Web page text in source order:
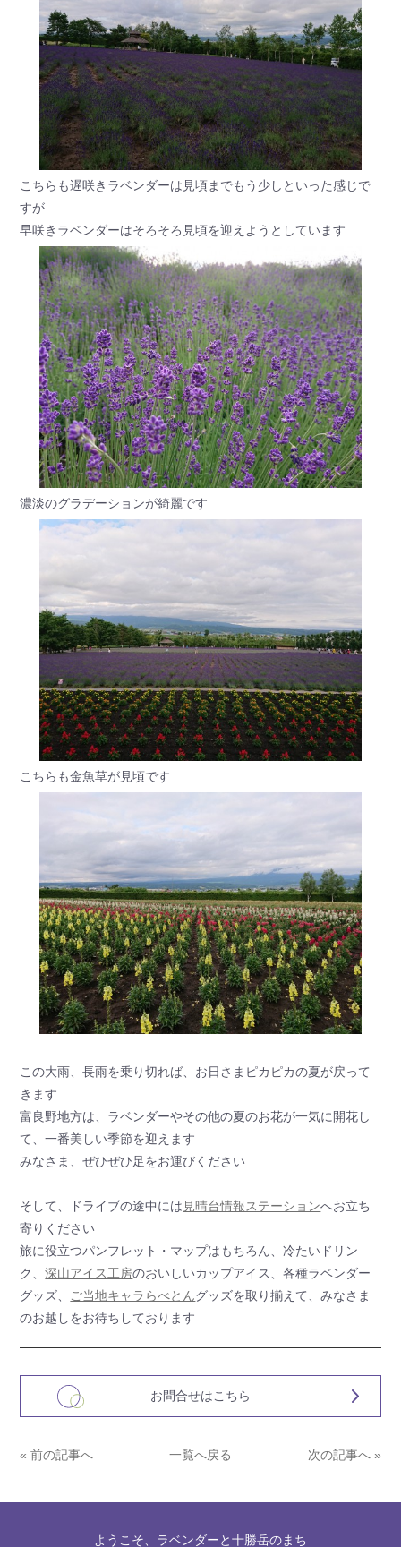
こちらも遅咲きラベンダーは見頃までもう少しといった感じで
すが
早咲きラベンダーはそろそろ見頃を迎えようとしています
濃淡のグラデーションが綺麗です
こちらも金魚草が見頃です
この大雨、長雨を乗り切れば、お日さまピカピカの夏が戻って
きます
富良野地方は、ラベンダーやその他の夏のお花が一気に開花し
て、一番美しい季節を迎えます
みなさま、ぜひぜひ足をお運びください
そして、ドライブの途中には 見晴台情報ステーションへお立ち
寄りください
旅に役立つパンフレット・マップはもちろん、冷たいドリン
ク、深山アイス工房のおいしいカップアイス、各種ラベンダー
グッズ、 ご当地キャラらべとんグッズを取り揃えて、みなさま
のお越しをお待ちしております
お問合せはこちら
« 前の記事へ 一覧へ戻る 次の記事へ »
ようこそ、ラベンダーと十勝岳のまち